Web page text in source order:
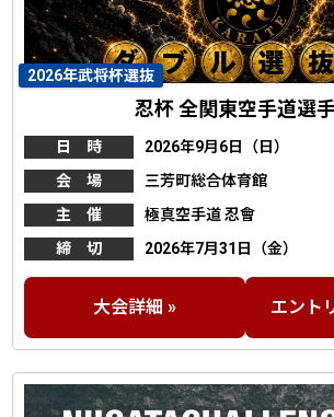
2026年武将杯選抜
忍杯 全関東空手道選
日 時
2026年9月6日（日）
会 場
三芳町総合体育館
主 催
極真空手道 忍會
締 切
2026年7月31日（金）
大会詳細 » エント